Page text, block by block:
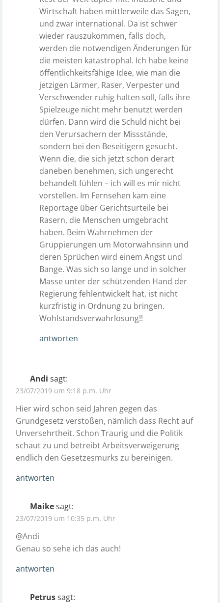
Wirtschaft haben mittlerweile das Sagen,
und zwar international. Da ist schwer
wieder rauszukommen, falls doch,
werden die notwendigen Änderungen für
die meisten katastrophal. Ich habe keine
öffentlichkeitsfähige Idee, wie man die
jetzigen Lärmer, Raser, Verpester und
Verschwender ruhig halten soll, falls ihre
Spielzeuge nicht mehr benutzt werden
dürfen. Dann wird die Schuld nicht bei
den Verursachern der Missstände,
sondern bei den Beseitigern gesucht.
Wenn die, die sich jetzt schon derart
daneben benehmen, sich ungerecht
behandelt fühlen – ich will es mir nicht
vorstellen. Im Fernsehen kam eine
Reportage über Gerichtsurteile bei
Rasern, die Menschen umgebracht
haben. Beim Wahrnehmen der
Gruppierungen um Motorwahnsinn und
deren Sprüchen wird einem Angst und
Bange. Was sich so lange und in solcher
Masse unter der schützenden Hand der
Regierung fehlentwickelt hat, ist nicht
kurzfristig in Ordnung zu bringen.
Wohlstandsverwahrlosung!!
antworten
Andi sagt:
23/07/2019 um 9:18 p.m. Uhr
Hier wird schon seid Jahren gegen das
Grundgesetz verstoßen, nämlich dass Recht auf
Unversehrtheit. Schon Traurig und die Politik
schaut zu und betreibt Arbeitsverweigerung
endlich den Gesetzesmurks zu bereinigen.
antworten
Maikesagt:
23/07/2019 um 10:35 p.m. Uhr
@Andi
Genau so sehe ich das auch!
antworten
Petrussagt: